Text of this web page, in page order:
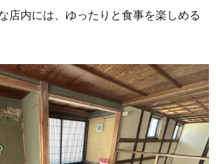
店内には、ゆったりと食事を楽しめる